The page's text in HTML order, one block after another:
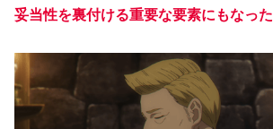
妥当性を裏付ける重要な要素にもなった